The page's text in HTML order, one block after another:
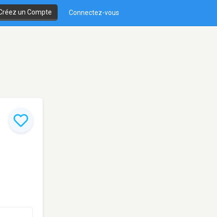
un Compte Connectez-vous